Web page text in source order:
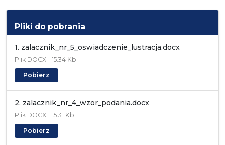
Pliki do pobrania
1. zalacznik_nr_5_oswiadczenie_lustracja.docx
Plik DOCX 15.34 Kb
Pobierz
2. zalacznik_nr_4_wzor_podania.docx
Plik DOCX 15.31 Kb
Pobierz